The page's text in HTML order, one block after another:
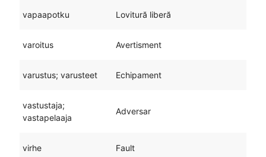
vapaapotku Lovitură liberă
varoitus Avertisment
varustus; varusteet Echipament
vastustaja;
vastapelaaja
Adversar
virhe Fault